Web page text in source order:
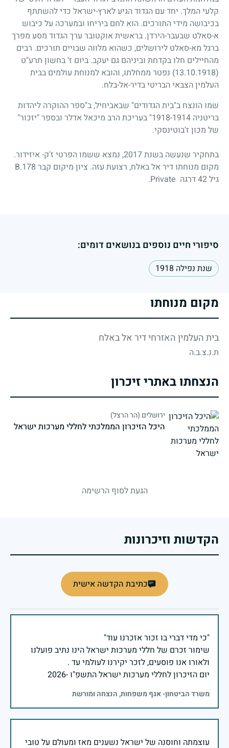
קלעי המלך. יחד עם הגדוד הגיע לארץ-ישראל כדי להשתתף
בכיבושה מידי התורכים. הוא לחם ביריחו ובמערכה על כיבוש
א-סאלט שבעבר-הירדן. בראשית אוקטובר ערך הגדוד מסע מפרך
ברגל מא-סאלט לירושלים, כשהוא מלווה שבויים תורכים. רבים
מהחיילים חלו בקדחת וביניהם גם יעקב. ביום ז' בחשון תרע"ט
(13.10.1918)
נפטר ממחלתו, והובא למנוחת עולמים בבית
העלמין הצבאי הבריטי בדיר-אל-בלח.
שמו הונצח ב"בית הגדודים" שבאביחיל, ב"ספר ההוקרה ליהדות
בריטניה 1914
-
1918" בעריכת הרב מיכאל אדלר ובספר "יזכור"
של מכון ז'בוטינסקי.
בתחקיר שנעשה בשנת 2017, נמצא ששמו הפרטי ז'ק- איזידור.
גיל 42 דרגה Private.
סיפורי חיים נוספים בנושאים דומים:
שנת נפילה 1918
מקום מנוחתו
בית העלמין האזרחי דיר אל באלח
ת.נ.צ.ב.ה
הנצחתו באתרי זיכרון
ירושלים (הר הרצל)
היכל הזיכרון הממלכתי לחללי מערכות ישראל
הגעת לסוף הרשימה
הקדשות וזיכרונות
כתיבת הקדשה אישית
שימור זכרם של חללי מערכות ישראל הינו נתיב פועלנו
יום הזיכרון לחללי מערכות ישראל התשפ"ו -2026
משרד הביטחון- אגף משפחות, הנצחה ומורשת
עוצמתה וחוסנה של ישראל נשענים מאז ומעולם על טובי